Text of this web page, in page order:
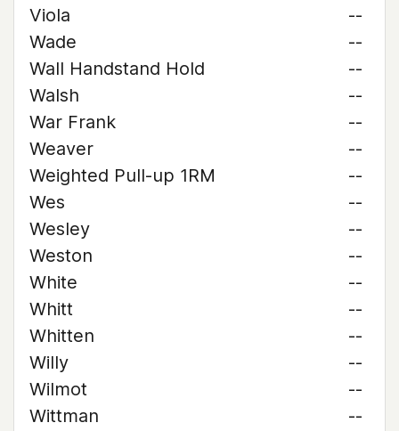
Viola
--
Wade
--
Wall Handstand Hold
--
Walsh
--
War Frank
--
Weaver
--
Weighted Pull-up 1RM
--
Wes
--
Wesley
--
Weston
--
White
--
Whitt
--
Whitten
--
Willy
--
Wilmot
--
Wittman
--